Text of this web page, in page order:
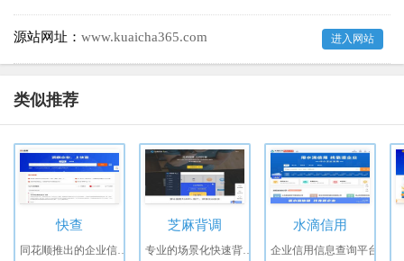
源站网址： www.kuaicha365.com 进入网站
类似推荐
快查 芝麻背调 水滴信用
企业信用信息查询平台